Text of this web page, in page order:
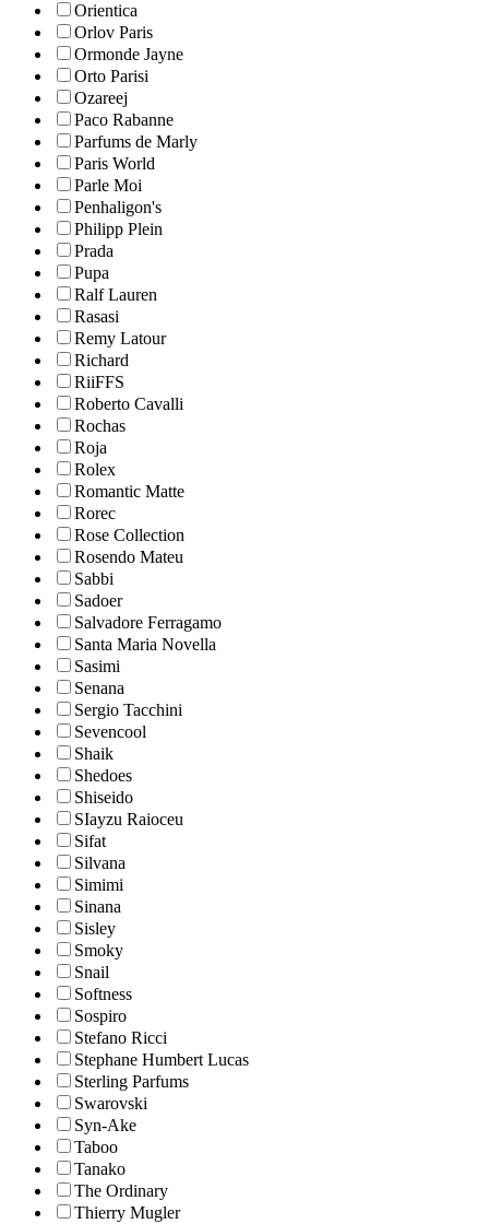
Orientica
Orlov Paris
Ormonde Jayne
Orto Parisi
Ozareej
Paco Rabanne
Parfums de Marly
Paris World
Parle Moi
Penhaligon's
Philipp Plein
Prada
Pupa
Ralf Lauren
Rasasi
Remy Latour
Richard
RiiFFS
Roberto Cavalli
Rochas
Roja
Rolex
Romantic Matte
Rorec
Rose Collection
Rosendo Mateu
Sabbi
Sadoer
Salvadore Ferragamo
Santa Maria Novella
Sasimi
Senana
Sergio Tacchini
Sevencool
Shaik
Shedoes
Shiseido
SIayzu Raioceu
Sifat
Silvana
Simimi
Sinana
Sisley
Smoky
Snail
Softness
Sospiro
Stefano Ricci
Stephane Humbert Lucas
Sterling Parfums
Swarovski
Syn-Ake
Taboo
Tanako
The Ordinary
Thierry Mugler